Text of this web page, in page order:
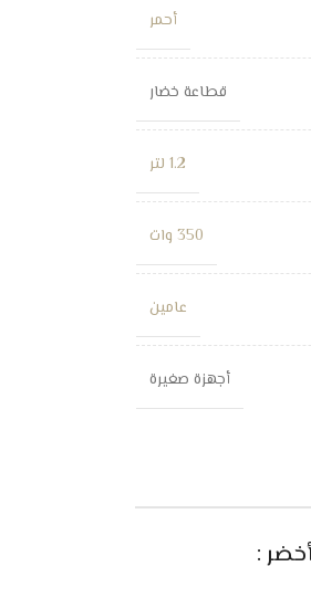
أحمر
قطاعة خضار
1.2 لتر
350 وات
عامين
أجهزة صغيرة